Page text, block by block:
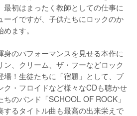
初はまったく教師としての仕事に
ーイですが、子供たちにロックのか
ます。
身のパフォーマンスを見せる本作に
ン、クリーム、ザ・フーなどロック
場！生徒たちに「宿題」として、ブ
ク・フロイドなど様々なCDも聴かせ
のバンド「SCHOOL OF ROCK」
するタイトル曲も最高の出来栄えで